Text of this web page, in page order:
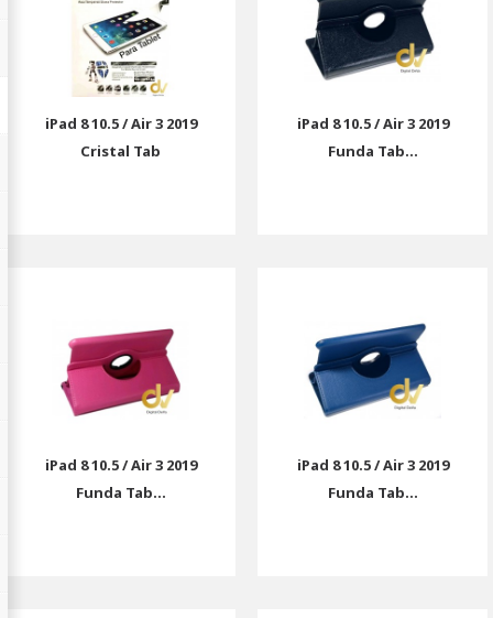
iPad 8 10.5 / Air 3 2019
Cristal Tab
iPad 8 10.5 / Air 3 2019
Funda Tab...
iPad 8 10.5 / Air 3 2019
Funda Tab...
iPad 8 10.5 / Air 3 2019
Funda Tab...